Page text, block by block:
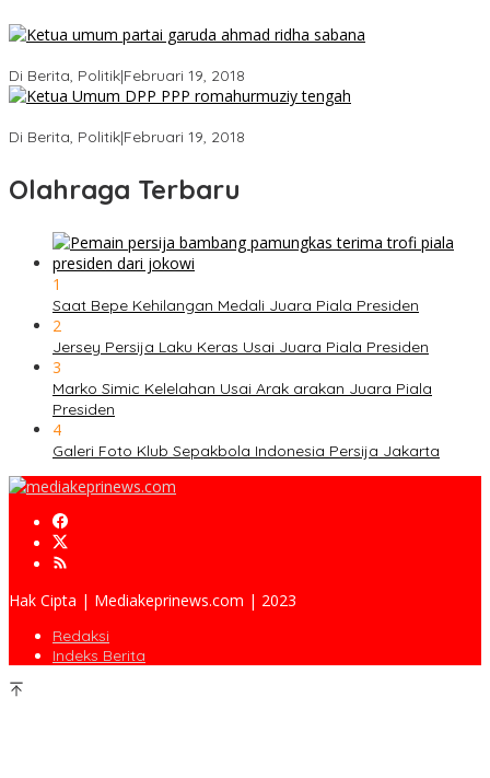
Di Berita, Politik|Februari 19, 2018
Di Berita, Politik|Februari 19, 2018
Olahraga Terbaru
1
Saat Bepe Kehilangan Medali Juara Piala Presiden
2
Jersey Persija Laku Keras Usai Juara Piala Presiden
3
Marko Simic Kelelahan Usai Arak arakan Juara Piala
Presiden
4
Galeri Foto Klub Sepakbola Indonesia Persija Jakarta
Hak Cipta | Mediakeprinews.com | 2023
Redaksi
Indeks Berita